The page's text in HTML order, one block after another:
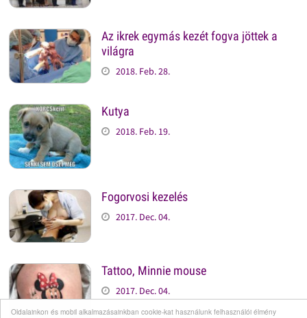
Oldalainkon és mobil alkalmazásainkban cookie-kat használunk felhasználói élmény
Az ikrek egymás kezét fogva jöttek a
világra
2018. Feb. 28.
Kutya
2018. Feb. 19.
Fogorvosi kezelés
2017. Dec. 04.
Tattoo, Minnie mouse
2017. Dec. 04.